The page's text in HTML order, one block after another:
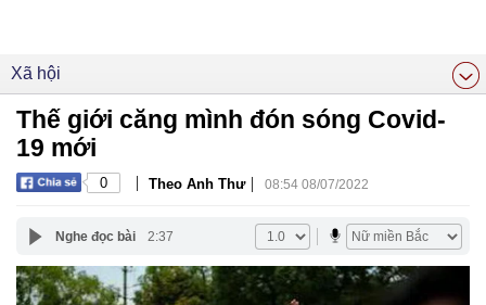
Xã hội
Thế giới căng mình đón sóng Covid-
19 mới
0 | Theo Anh Thư | 08:54 08/07/2022
Nghe đọc bài 2:37